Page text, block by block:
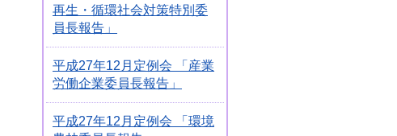
再生・循環社会対策特別委
員長報告」
平成27年12月定例会 「産業
労働企業委員長報告」
平成27年12月定例会 「環境